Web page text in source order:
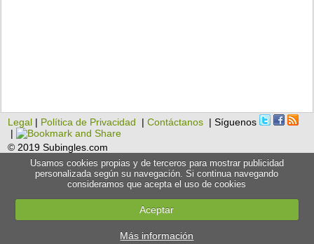
Legal | Política de Privacidad |Contáctanos | Síguenos
|
© 2019 Subingles.com
Usamos cookies propias y de terceros para mostrar publicidad
personalizada según su navegación. Si continua navegando
consideramos que acepta el uso de cookies
Aceptar
Más información